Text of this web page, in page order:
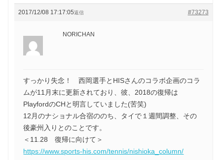
2017/12/08 17:17:05 #73273
返信
NORICHAN
すっかり失念！ 西岡選手とHISさんのコラボ企画のコラ
ムが11月末に更新されており、彼、2018の復帰は
PlayfordのCHと明言していました(苦笑)
12月のナショナル合宿ののち、タイで１週間調整、その
後豪州入りとのことです。
＜11.28 復帰に向けて＞
https://www.sports-his.com/tennis/nishioka_column/